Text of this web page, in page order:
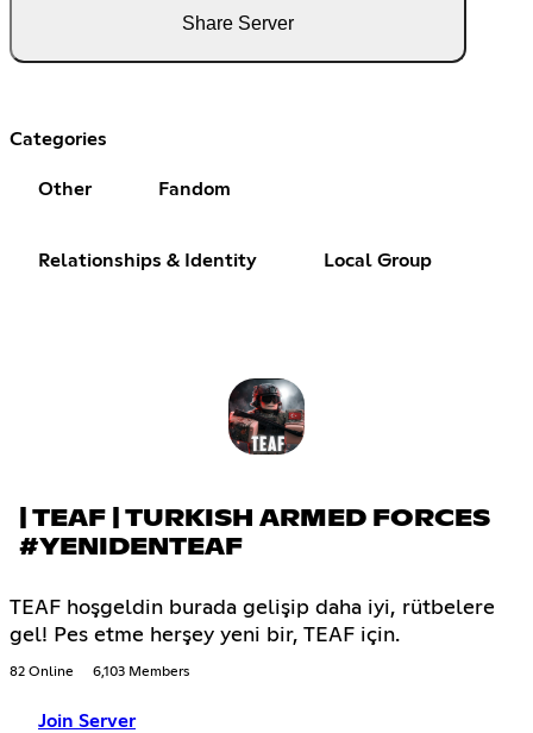
Share Server
Categories
Other Fandom
Relationships & Identity Local Group
| TEAF | TURKISH ARMED FORCES
#YENIDENTEAF
TEAF hoşgeldin burada gelişip daha iyi, rütbelere
gel! Pes etme herşey yeni bir, TEAF için.
82 Online 6,103 Members
Join Server